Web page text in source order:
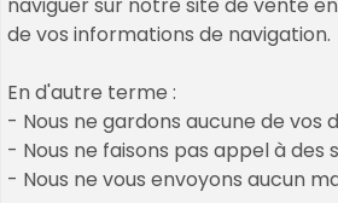
de vos informations de navigation.
En d'autre terme :
- Nous ne gardons aucune de vos
- Nous ne faisons pas appel à
- Nous ne vous envoyons aucun
Copyrights ©
CGV / CGU
Plan de site